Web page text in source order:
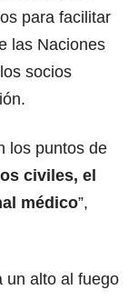
para facilitar
las Naciones
socios
los puntos de
civiles, el
médico”,
un alto al fuego